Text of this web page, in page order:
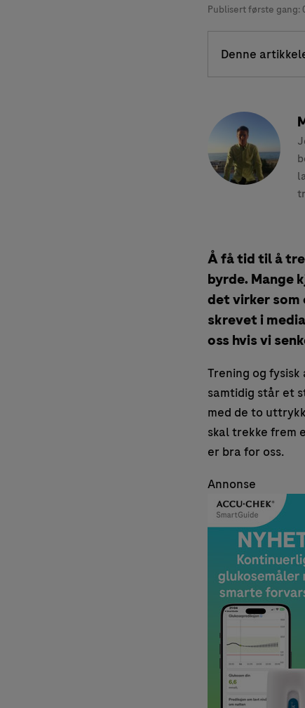
Publisert første gang:
Denne
Å få tid til å
byrde. Mange
det virker som
skrevet i
oss hvis vi
Trening og
samtidig står et
med de to
skal trekke frem
er bra for oss.
Annonse